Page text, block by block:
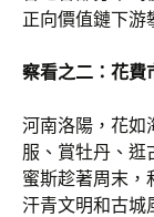
正向價值鏈下游
察看之二：花費
河南洛陽，花如
服、賞牡丹、逛
蜜斯趁著周末，
汗青文明和古城